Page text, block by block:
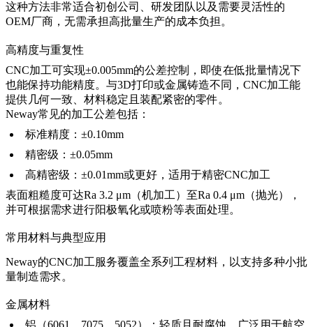
这种方法非常适合初创公司、研发团队以及需要灵活性的
OEM厂商，无需承担高批量生产的成本负担。
高精度与重复性
CNC加工可实现±0.005mm的公差控制，即使在低批量情况下
也能保持功能精度。与3D打印或金属铸造不同，CNC加工能
提供几何一致、材料稳定且装配紧密的零件。
Neway常见的加工公差包括：
标准精度：±0.10mm
精密级：±0.05mm
高精密级：±0.01mm或更好，适用于精密CNC加工
表面粗糙度可达Ra 3.2 μm（机加工）至Ra 0.4 μm（抛光），
并可根据需求进行阳极氧化或喷粉等表面处理。
常用材料与典型应用
Neway的CNC加工服务覆盖全系列工程材料，以支持多种小批
量制造需求。
金属材料
铝（6061、7075、5052）：轻质且耐腐蚀，广泛用于航空